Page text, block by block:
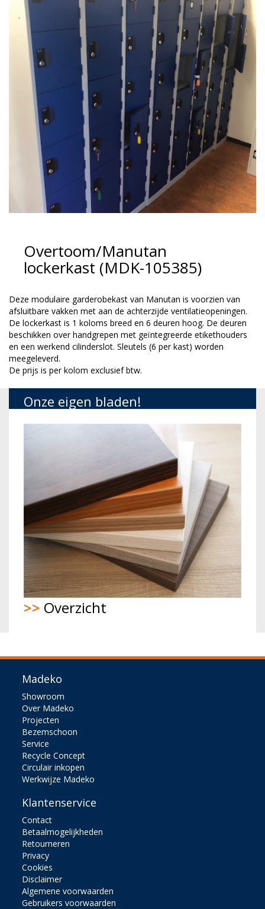
Overtoom/Manutan
lockerkast (MDK-105385)
Deze modulaire garderobekast van Manutan is voorzien van
afsluitbare vakken met aan de achterzijde ventilatieopeningen.
De lockerkast is 1 koloms breed en 6 deuren hoog. De deuren
beschikken over handgrepen met geïntegreerde etikethouders
en een werkend cilinderslot. Sleutels (6 per kast) worden
meegeleverd.
De prijs is per kolom exclusief btw.
Onze eigen bladen!
>> Overzicht
Madeko
Showroom
Over Madeko
Projecten
Bezemschoon
Service
Recycle Concept
Circulair inkopen
Werkwijze Madeko
Klantenservice
Contact
Betaalmogelijkheden
Retourneren
Privacy
Cookies
Disclaimer
Algemene voorwaarden
Gebruikers voorwaarden